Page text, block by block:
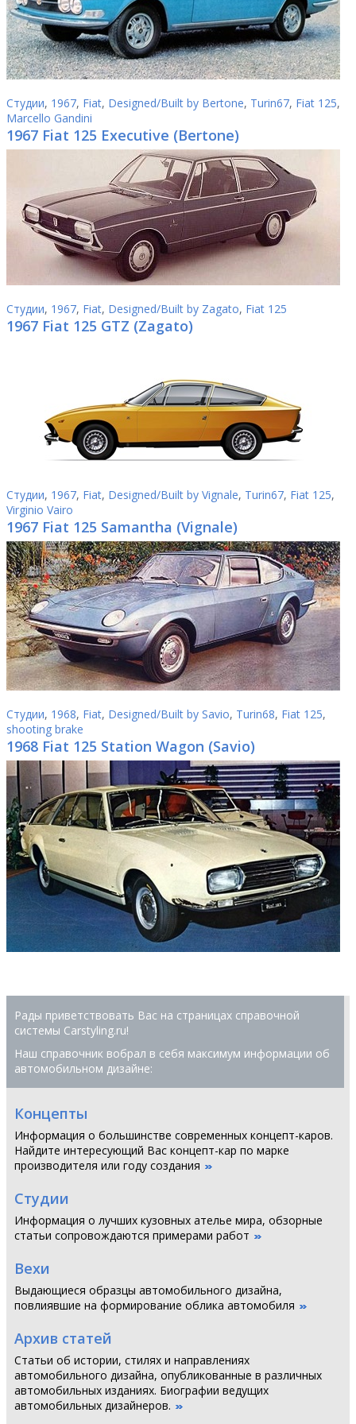
Студии, 1967, Fiat, Designed/Built by Bertone, Turin67, Fiat 125,
Marcello Gandini
1967 Fiat 125 Executive (Bertone)
Студии, 1967, Fiat, Designed/Built by Zagato, Fiat 125
1967 Fiat 125 GTZ (Zagato)
Студии, 1967, Fiat, Designed/Built by Vignale, Turin67, Fiat 125,
Virginio Vairo
1967 Fiat 125 Samantha (Vignale)
Студии, 1968, Fiat, Designed/Built by Savio, Turin68, Fiat 125,
shooting brake
1968 Fiat 125 Station Wagon (Savio)
Рады приветствовать Вас на страницах справочной
системы Сarstyling.ru!
Наш справочник вобрал в себя максимум информации об
автомобильном дизайне:
Концепты
Информация о большинстве современных концепт-каров.
Найдите интересующий Вас концепт-кар по марке
производителя или году создания
Студии
Информация о лучших кузовных ателье мира, обзорные
статьи сопровождаются примерами работ
Вехи
Выдающиеся образцы автомобильного дизайна,
повлиявшие на формирование облика автомобиля
Архив статей
Статьи об истории, стилях и направлениях
автомобильного дизайна, опубликованные в различных
автомобильных изданиях. Биографии ведущих
автомобильных дизайнеров.